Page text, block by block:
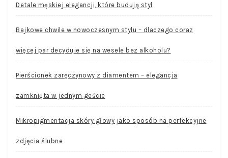
Detale męskiej elegancji, które budują styl
Bajkowe chwile w nowoczesnym stylu – dlaczego coraz
więcej par decyduje się na wesele bez alkoholu?
Pierścionek zaręczynowy z diamentem – elegancja
zamknięta w jednym geście
Mikropigmentacja skóry głowy jako sposób na perfekcyjne
zdjęcia ślubne